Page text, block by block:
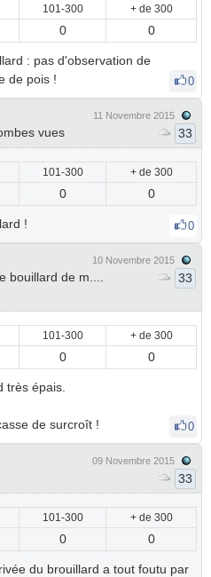
101-300 + de 300
0 0
: pas d'observation de
de pois !
0
vues
11 Novembre 2015
33
101-300 + de 300
0 0
! 0
bouillard de m....
10 Novembre 2015
33
101-300 + de 300
0 0
très épais.
de surcroît ! 0
09 Novembre 2015
33
101-300 + de 300
0 0
du brouillard a tout foutu par